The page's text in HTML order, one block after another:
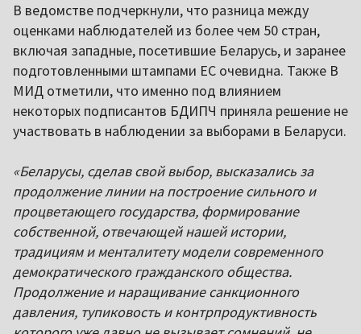
В ведомстве подчеркнули, что разница между
оценками наблюдателей из более чем 50 стран,
включая западные, посетившие Беларусь, и заранее
подготовленными штампами ЕС очевидна. Также В
МИД отметили, что именно под влиянием
некоторых подписантов БДИПЧ приняла решение не
участвовать в наблюдении за выборами в Беларуси.
«Беларусы, сделав свой выбор, высказались за
продолжение линии на построение сильного и
процветающего государства, формирование
собственной, отвечающей нашей истории,
традициям и менталитету модели современного
демократического гражданского общества.
Продолжение и наращивание санкционного
давления, тупиковость и контрпродуктивность